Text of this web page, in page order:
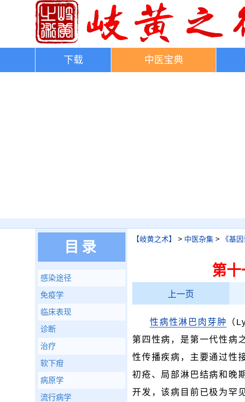
下载 中医宝典
【岐黄之术】 > 中医杂集 > 《基
第
上一页
性病性淋巴肉芽肿
（
第四性病，是第一代性病
性传播疾病，主要通过性
初疮、局部淋巴结病和晚
开发，该病目前已极为罕见
目录
感染途径
免疫学
临床表现
诊断
治疗
软下疳
病原学
流行病学